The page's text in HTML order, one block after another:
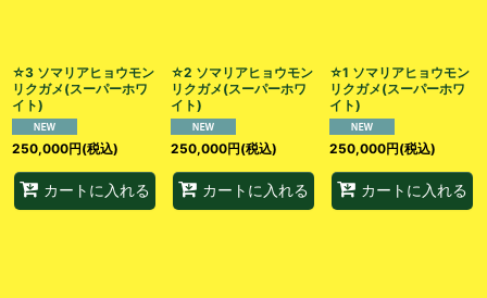
☆3 ソマリアヒョウモン
リクガメ(スーパーホワ
イト)
250,000円(税込)
カートに入れる
☆2 ソマリアヒョウモン
リクガメ(スーパーホワ
イト)
250,000円(税込)
カートに入れる
☆1 ソマリアヒョウモン
リクガメ(スーパーホワ
イト)
250,000円(税込)
カートに入れる